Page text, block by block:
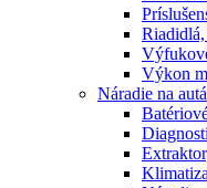
Výkon
Náradie na autá